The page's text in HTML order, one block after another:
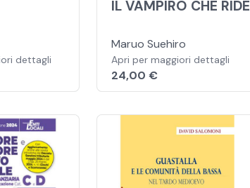
dettagli
IL VAMPIRO CHE RIDE
Maruo Suehiro
Apri per maggiori dettagli
24,00 €